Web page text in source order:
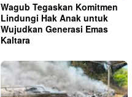
Wagub Tegaskan Komitmen
Lindungi Hak Anak untuk
Wujudkan Generasi Emas
Kaltara